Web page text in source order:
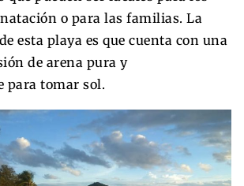
o para las familias. La
esta playa es que cuenta con una
de arena pura y
para tomar sol.